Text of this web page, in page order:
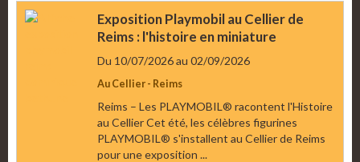
Exposition Playmobil au Cellier de
Reims : l'histoire en miniature
Du 10/07/2026au 02/09/2026
Au Cellier - Reims
Reims – Les PLAYMOBIL® racontent l'Histoire
au Cellier Cet été, les célèbres figurines
PLAYMOBIL® s'installent au Cellier de Reims
pour une exposition ...